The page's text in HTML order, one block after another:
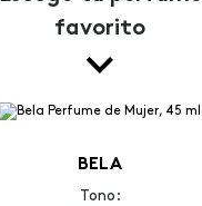
favorito
BELA
Tono: